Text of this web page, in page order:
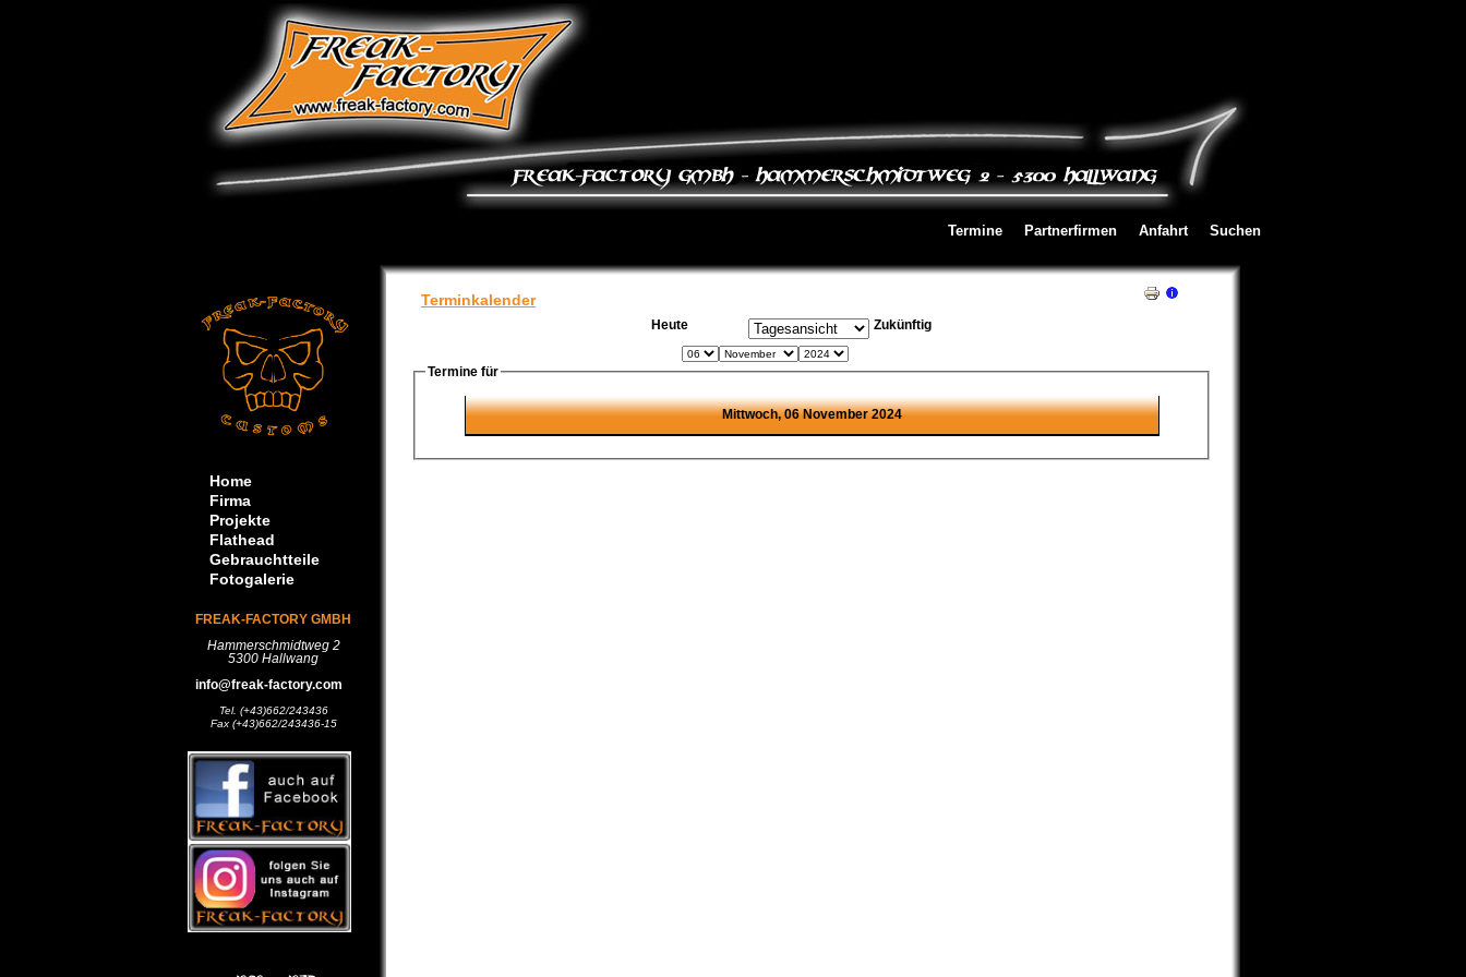
Suchen
Anfahrt
Partnerfirmen
Termine
Home
Firma
Projekte
Flathead
Gebrauchtteile
Fotogalerie
FREAK-FACTORY GMBH
Hammerschmidtweg 2
5300 Hallwang
info@freak-factory.com
Tel. (+43)662/243436
Fax (+43)662/243436-15
Terminkalender
Heute Zukünftig
Termine für
Mittwoch, 06 November 2024